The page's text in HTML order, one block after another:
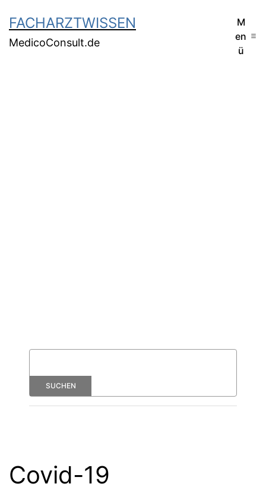
FACHARZTWISSEN
MedicoConsult.de
M
en
ü
Covid-19